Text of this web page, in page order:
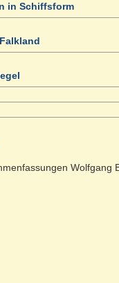
in Schiffsform
Wolfgang